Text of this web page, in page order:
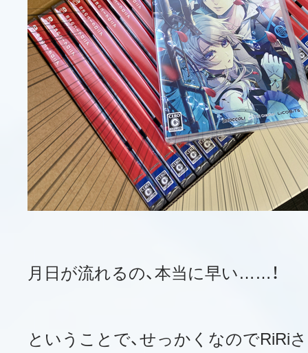
月日が流れるの、本当に早い……！
ということで、せっかくなのでRiRi